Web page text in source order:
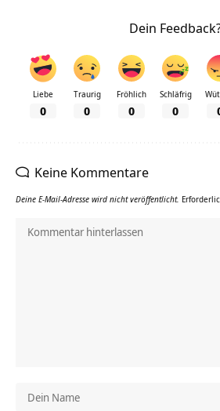
Dein
Liebe
0
Traurig
0
Fröhlich
0
Schläfrig
0
Keine Kommentare
Deine E-Mail-Adresse wird nicht veröffentlicht.